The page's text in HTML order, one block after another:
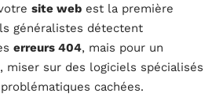
site web est la première
généralistes détectent
erreurs 404, mais pour un
miser sur des logiciels spécialisés
cachées.